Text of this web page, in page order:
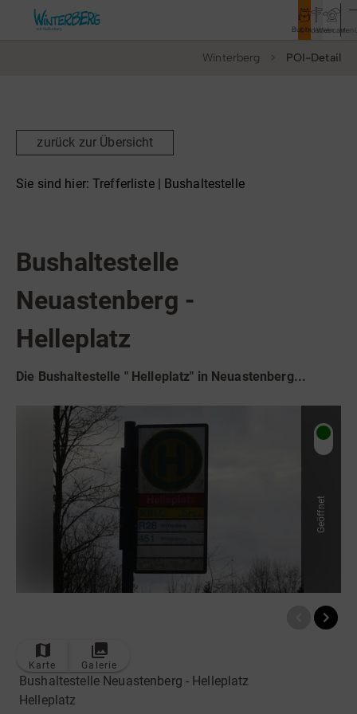
Buchen
Entdecken
Webcam
Rathaus
Vor Ort & Aktuelles
Veranstaltungen
Wandern
Tourist-Information
Winterberg POI-Detail
zurück zur Übersicht
Sie sind hier: Trefferliste | Bushaltestelle
Bushaltestelle
Neuastenberg -
Helleplatz
Die Bushaltestelle " Helleplatz" in Neuastenberg...
Geöffnet
Karte Galerie
Bushaltestelle Neuastenberg - Helleplatz
Helleplatz